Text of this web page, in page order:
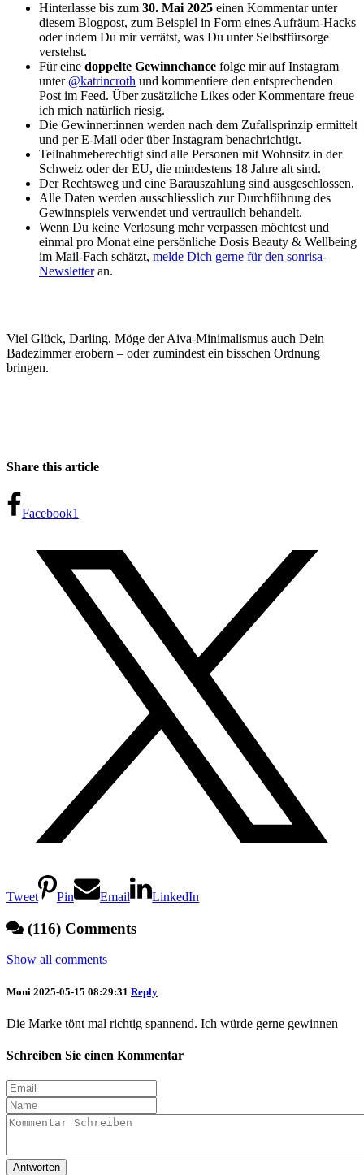
Hinterlasse bis zum 30. Mai 2025 einen Kommentar unter
diesem Blogpost, zum Beispiel in Form eines Aufräum-Hacks
oder indem Du mir verrätst, was Du unter Selbstfürsorge
verstehst.
Für eine doppelte Gewinnchance folge mir auf Instagram
unter @katrincroth und kommentiere den entsprechenden
Post im Feed. Über zusätzliche Likes oder Kommentare freue
ich mich natürlich riesig.
Die Gewinner:innen werden nach dem Zufallsprinzip ermittelt
und per E-Mail oder über Instagram benachrichtigt.
Teilnahmeberechtigt sind alle Personen mit Wohnsitz in der
Schweiz oder der EU, die mindestens 18 Jahre alt sind.
Der Rechtsweg und eine Barauszahlung sind ausgeschlossen.
Alle Daten werden ausschliesslich zur Durchführung des
Gewinnspiels verwendet und vertraulich behandelt.
Wenn Du keine Verlosung mehr verpassen möchtest und
einmal pro Monat eine persönliche Dosis Beauty & Wellbeing
im Mail-Fach schätzt, melde Dich gerne für den sonrisa-
Newsletteran.
Viel Glück, Darling. Möge der Aiva-Minimalismus auch Dein
Badezimmer erobern – oder zumindest ein bisschen Ordnung
bringen.
Share this article
Facebook1
Tweet Pin Email LinkedIn
(116) Comments
Show all comments
Moni 2025-05-15 08:29:31 Reply
Die Marke tönt mal richtig spannend. Ich würde gerne gewinnen
Schreiben Sie einen Kommentar
Antworten